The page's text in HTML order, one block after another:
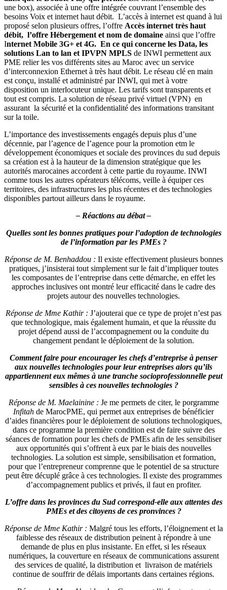
L’importance des investissements engagés depuis plus d’une
décennie, par l’agence de l’agence pour la promotion etm le
développement économiques et sociale des provinces du sud depuis
sa création est à la hauteur de la dimension stratégique que les
autorités marocaines accordent à cette partie du royaume. INWI
comme tous les autres opérateurs télécoms, veille à équiper ces
territoires, des infrastructures les plus récentes et des technologies
disponibles partout ailleurs dans le royaume.
–Réactions au débat –
Quelles sont les bonnes pratiques pour l’adoption de technologies
Réponse de M. Benhaddou :Il existe effectivement plusieurs bonnes
pratiques, j’insisterai tout simplement sur le fait d’impliquer toutes
les composantes de l’entreprise dans cette démarche, en effet les
approches inclusives ont montré leur efficacité dans le cadre des
projets autour des nouvelles technologies.
Réponse de Mme Kathir :J’ajouterai que ce type de projet n’est pas
que technologique, mais également humain, et que la réussite du
changement pendant le déploiement de la solution.
Comment faire pour encourager les chefs d’entreprise à penser
aux nouvelles technologies pour leur entreprises alors qu’ils
appartiennent eux mêmes à une tranche socioprofessionnelle peut
sensibles à ces nouvelles technologies ?
Réponse de M. Maelainine :Je me permets de citer, le porgramme
Infitahde MarocPME, qui permet aux entreprises de bénéficier
d’aides financières pour le déploiement de solutions technologiques,
dans ce programme la première condition est de faire suivre des
séances de formation pour les chefs de PMEs afin de les sensibiliser
aux opportunités qui s’offrent à eux par le biais des nouvelles
technologies. La solution est simple, sensibilisation et formation,
pour que l’entrepreneur comprenne que le potentiel de sa structure
peut être décuplé grâce à ces technologies. Il existe des programmes
d’accompagnement publics et privés, il faut en profiter.
L’offre dans les provinces du Sud correspond-elle aux attentes des
PMEs et des citoyens de ces pronvinces ?
Réponse de Mme Kathir :Malgré tous les efforts, l’éloignement et la
faiblesse des réseaux de distribution peinent à répondre à une
demande de plus en plus insistante. En effet, si les réseaux
numériques, la couverture en réseaux de communications assurent
des services de qualité, la distribution et livraison de matériels
continue de souffrir de délais importants dans certaines régions.
Réponse de Mme Ahmidouch :Concernant l’infrastructure et
réseaux de télécommunications, on constate que le retard du Maroc
par rapport aux autres pays notamment européens est de moins en
dizaine d’année entre le déploiement de la 3G en Europe et son
déploiement au Maroc, au moment du déploiement de la 4G, ce
retard n’était plus que d’un an est demi. L’infrastructure déployée
dans les provinces du Sud comme celle déployée ailleurs dans les
autres régions avance à la même cadence en essayant de rattraper le
retard technologique aussi court soit il avec les pays développés.
L’insertion professionnelle des diplômés de la région continue à
être un frein, comment répondre à cette problèmatique ?